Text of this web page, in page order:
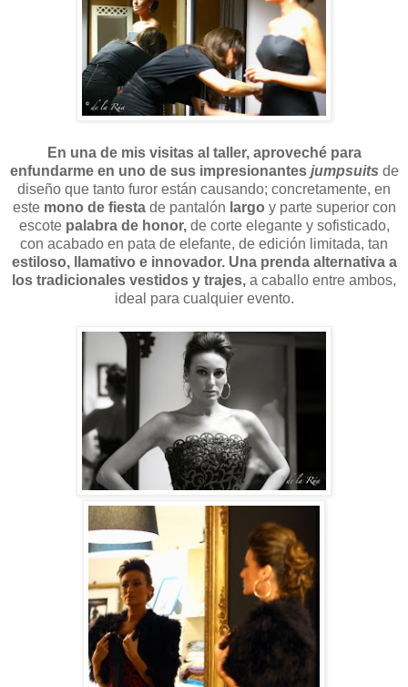
En una de mis visitas al taller, aproveché para
enfundarme en uno de sus impresionantes jumpsuits de
diseño que tanto furor están causando; concretamente, en
este mono de fiestade pantalón largo y parte superior con
escote palabra de honor,de corte elegante y sofisticado,
con acabado en pata de elefante, de edición limitada, tan
estiloso, llamativo e innovador. Una prenda alternativa a
los tradicionales vestidos y trajes, a caballo entre ambos,
ideal para cualquier evento.